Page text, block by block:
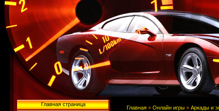
Главная страница
Главная » Онлайн игры » Аркады и